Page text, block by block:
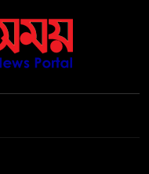
হয়েও বীরের মর্যাদা,
সাধারণ ছুটি ঘোষণা